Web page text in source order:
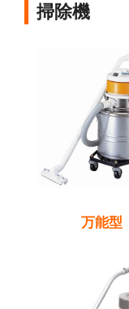
掃除機
万能型